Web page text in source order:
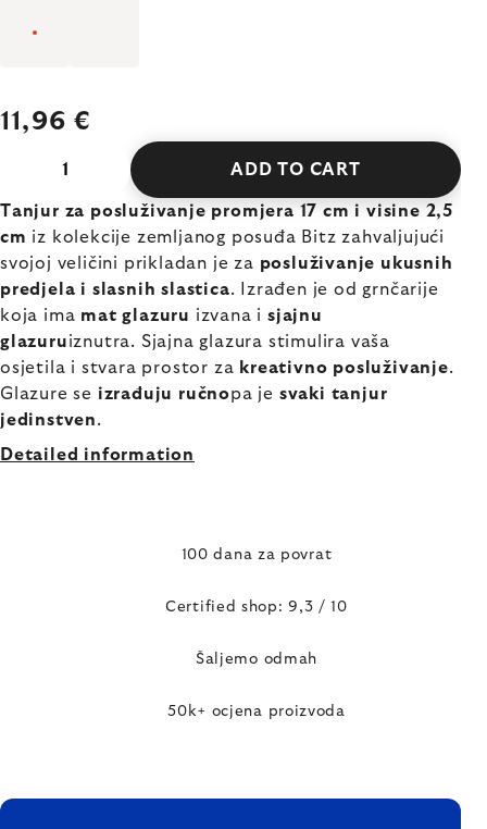
11,96 €
ADD TO CART
Tanjur za posluživanje promjera 17 cm i visine 2,5
cm iz kolekcije zemljanog posuđa Bitz zahvaljujući
svojoj veličini prikladan je za posluživanje ukusnih
predjela i slasnih slastica. Izrađen je od grnčarije
koja ima mat glazuru izvana isjajnu
glazuruiznutra. Sjajna glazura stimulira vaša
osjetila i stvara prostor za kreativno posluživanje.
Glazure se izrađuju ručnopa je svaki tanjur
jedinstven.
Detailed information
100 dana za povrat
Certified shop: 9,3 / 10
Šaljemo odmah
50k+ ocjena proizvoda
FOOTER